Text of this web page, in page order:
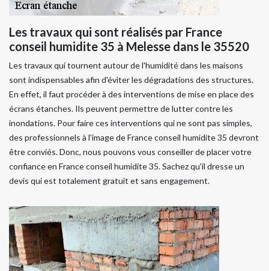
Les travaux qui sont réalisés par France
conseil humidite 35 à Melesse dans le 35520
Les travaux qui tournent autour de l'humidité dans les maisons
sont indispensables afin d'éviter les dégradations des structures.
En effet, il faut procéder à des interventions de mise en place des
écrans étanches. Ils peuvent permettre de lutter contre les
inondations. Pour faire ces interventions qui ne sont pas simples,
des professionnels à l'image de France conseil humidite 35 devront
être conviés. Donc, nous pouvons vous conseiller de placer votre
confiance en France conseil humidite 35. Sachez qu'il dresse un
devis qui est totalement gratuit et sans engagement.